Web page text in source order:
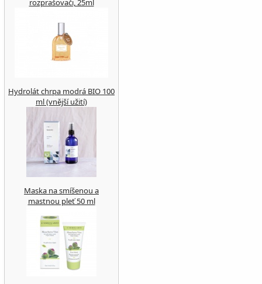
rozprašovači, 25ml
Hydrolát chrpa modrá BIO 100
ml (vnější užití)
Maska na smíšenou a
mastnou pleť 50 ml